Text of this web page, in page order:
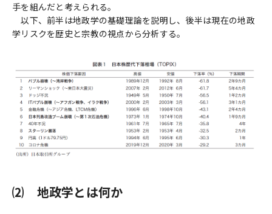
手を組んだと考えられる。
以下、前半は地政学の基礎理論を説明し、後半は現在の地政
学リスクを歴史と宗教の視点から分析する。
⑵ 地政学とは何か